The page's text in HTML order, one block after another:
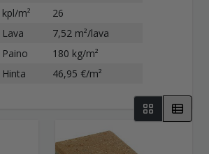
kpl/m²
26
Lava
7,52 m²/lava
Paino
180 kg/m²
Hinta
46,95 €/m²